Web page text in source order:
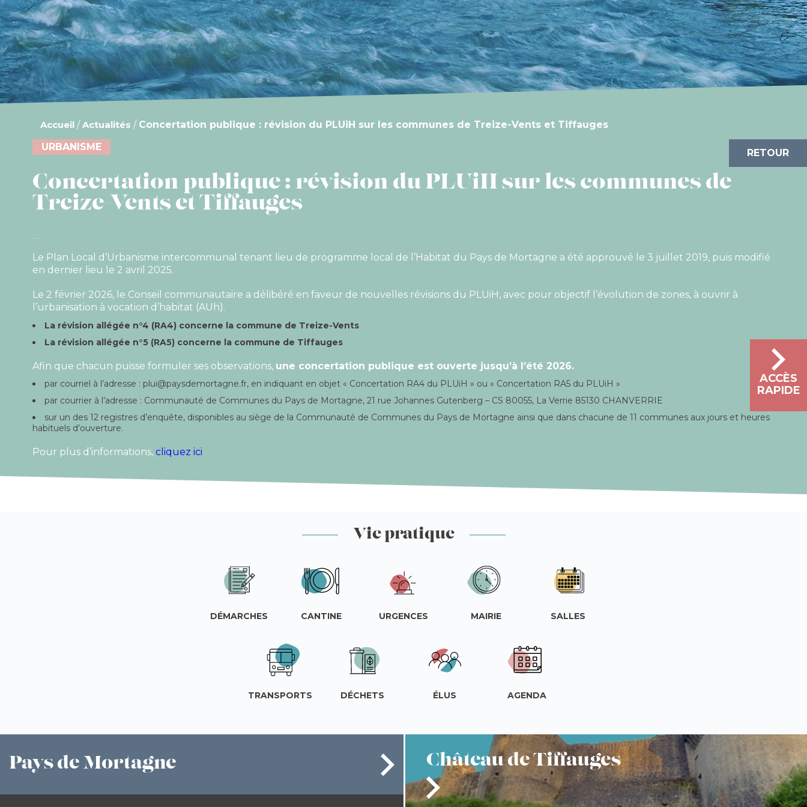
ACCÈS
RAPIDE
Accueil /Actualités / Concertation publique : révision du PLUiH sur les communes de Treize-Vents et Tiffauges
RETOUR
URBANISME
Concertation publique : révision du PLUiH sur les communes de
Treize-Vents et Tiffauges
Le Plan Local d’Urbanisme intercommunal tenant lieu de programme local de l’Habitat du Pays de Mortagne a été approuvé le 3 juillet 2019, puis modifié
en dernier lieu le 2 avril 2025.
Le 2 février 2026, le Conseil communautaire a délibéré en faveur de nouvelles révisions du PLUiH, avec pour objectif l’évolution de zones, à ouvrir à
l’urbanisation à vocation d’habitat (AUh).
La révision allégée n°4 (RA4) concerne la commune de Treize-Vents
La révision allégée n°5 (RA5) concerne la commune de Tiffauges
Afin que chacun puisse formuler ses observations, une concertation publique est ouverte jusqu’à l’été 2026.
par courriel à l’adresse : plui@paysdemortagne.fr, en indiquant en objet « Concertation RA4 du PLUiH » ou « Concertation RA5 du PLUiH »
par courrier à l’adresse : Communauté de Communes du Pays de Mortagne, 21 rue Johannes Gutenberg – CS 80055, La Verrie 85130 CHANVERRIE
sur un des 12 registres d’enquête, disponibles au siège de la Communauté de Communes du Pays de Mortagne ainsi que dans chacune de 11 communes aux jours et heures
habituels d’ouverture.
Pour plus d’informations, cliquez ici
Vie pratique
DÉMARCHES CANTINE URGENCES MAIRIE SALLES
TRANSPORTS DÉCHETS ÉLUS AGENDA
Pays de Mortagne Châteaude Tiffauges